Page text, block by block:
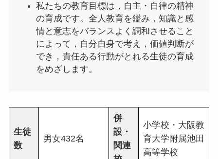
私たちの教育目標は，自主・自律の精神
の育成です。全人教育を鑑み，知識と感
情と意志をバランスよく調和させること
によって，自分自身で考え，価値判断が
でき，責任ある行動がとれる生徒の育成
をめざします。
生徒
数
男女432名
併
設・
関連
小学校・大阪教
育大学附属池田
高等学校